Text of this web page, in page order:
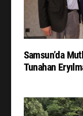
Samsun’da
Tunahan